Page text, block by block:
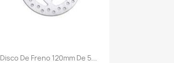
Vista rápida
Disco De Freno 120mm De 5...